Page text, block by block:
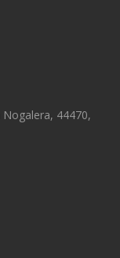
44470,